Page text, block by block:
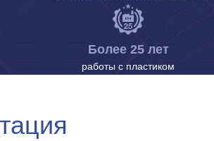
Более 25 лет
работы с пластиком